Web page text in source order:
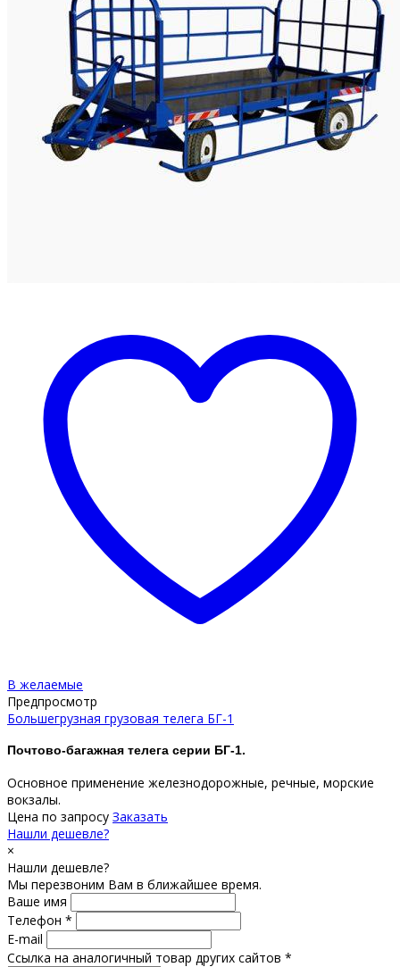
В желаемые
Предпросмотр
Большегрузная грузовая телега БГ-1
Почтово-багажная телега серии БГ-1.
Основное применение железнодорожные, речные, морские
вокзалы.
Цена по запросу Заказать
Нашли дешевле?
×
Нашли дешевле?
Мы перезвоним Вам в ближайшее время.
Ваше имя
Телефон *
E-mail
Ссылка на аналогичный товар других сайтов *